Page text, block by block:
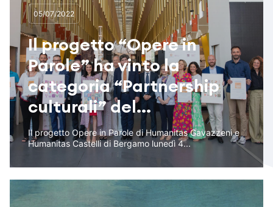
05/07/2022
Il progetto “Opere in
Parole” ha vinto la
categoria “Partnership
culturali” del...
Il progetto Opere in Parole di Humanitas Gavazzeni e
Humanitas Castelli di Bergamo lunedì 4...